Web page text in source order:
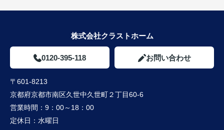
株式会社クラストホーム
0120-395-118 お問い合わせ
〒601-8213
京都府京都市南区久世中久世町２丁目60-6
営業時間： 9：00～18：00
定休日： 水曜日